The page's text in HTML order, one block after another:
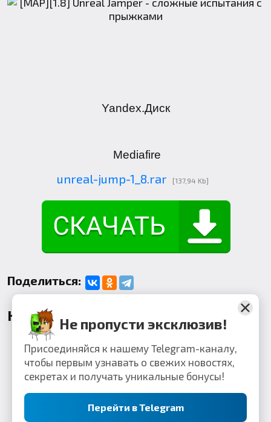
Yandex.Диск
Mediafire
unreal-jump-1_8.rar [137,94 Kb]
Поделиться:
КомментарииНе пропусти эксклюзив!
Присоединяйся к нашему Telegram-каналу,
чтобы первым узнавать о свежих новостях,
секретах и получать уникальные бонусы!
Перейти в Telegram